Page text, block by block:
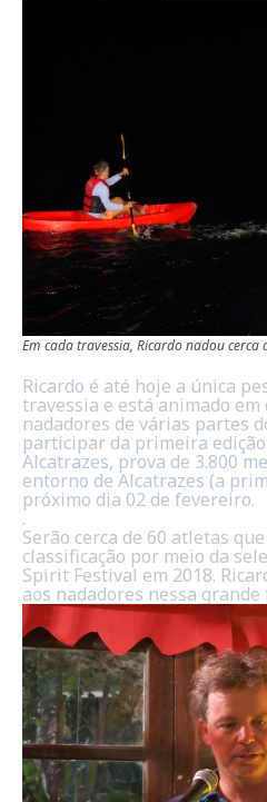
Em cada travessia, Ricardo nadou cerca
Ricardo é até hoje a única
travessia e está animado em
nadadores de várias partes
participar da primeira
Alcatrazes, prova de 3.800
entorno de Alcatrazes (a
próximo dia 02 de fevereiro.
.
Serão cerca de 60 atletas
classificação por meio da
Spirit Festival em 2018.
aos nadadores nessa